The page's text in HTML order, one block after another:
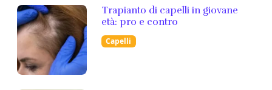
Trapianto di capelli in giovane
età: pro e contro
Capelli